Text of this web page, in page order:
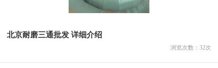
北京耐磨三通批发 详细介绍
浏览次数： 32次